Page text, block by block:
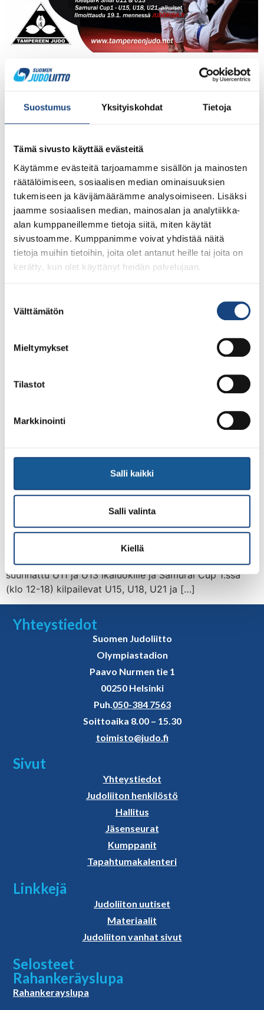
Suostumus Yksityiskohdat Tietoja
Tämä sivusto käyttää evästeitä
Käytämme evästeitä tarjoamamme sisällön ja mainosten
räätälöimiseen, sosiaalisen median ominaisuuksien
tukemiseen ja kävijämäärämme analysoimiseen. Lisäksi
jaamme sosiaalisen median, mainosalan ja analytiikka-
alan kumppaneillemme tietoja siitä, miten käytät
sivustoamme. Kumppanimme voivat yhdistää näitä
tietoja muihin tietoihin, joita olet antanut heille tai joita on
kerätty, kun olet käyttänyt heidän palvelujaan.
valinta
Välttämätön
Mieltymykset
Tilastot
Markkinointi
Salli kaikki
Salli valinta
Kiellä
Tampereen Judon järjestämään kilpailupäivään
järjestäminen on mahdollista haastavasta
yhteistoimin laatineet tapahtumasta tarkan ja
ennakoivan turvallisuussuunnitelman huomioiden
Pirkanmaan AVI:n ja tartuntatautilääkärin lausunnot.
Poikkeuksellisesti molemmat kilpailut järjestetään ilman
yleisöä ja eri ikäluokat toisistaan rajaten sekä seuraten
[…]
Vuoden ensimmäiset
judokilpailut
Ideaparkissa 22.1.
Vuoden ensimmäiset judokilpailut Ideaparkissa 22.1.
lauantaina Tampereen Judo järjestää Pirkanmaan
judokilpailua Lempäälän Ideaparkissa ilman yleisöä –
Ideapark Shiain sekä Samurai Cup 1 -kilpailun.
Kilpailukutsut: Ideapark Shiai_KUTSU_22.1.2022 Samurai
Cup 1_KUTSU_22.1.2022 Idepark Shiai (klo 9-11.30) on
suunnattu U11 ja U13 ikäluokille ja Samurai Cup 1:ssä
(klo 12-18) kilpailevat U15, U18, U21 ja […]
Yhteystiedot
Suomen Judoliitto
Olympiastadion
Paavo Nurmen tie 1
00250 Helsinki
Puh.050-384 7563
Soittoaika 8.00 – 15.30
toimisto@judo.fi
Sivut
Yhteystiedot
Judoliiton henkilöstö
Hallitus
Jäsenseurat
Kumppanit
Tapahtumakalenteri
Linkkejä
Judoliiton uutiset
Materiaalit
Judoliiton vanhat sivut
Selosteet
Rahankeräyslupa
Rahankerayslupa